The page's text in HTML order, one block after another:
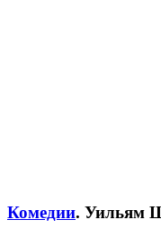
Комедии. Уильям